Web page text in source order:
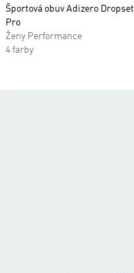
Športová obuv Adizero Dropset
Pro
Ženy Performance
4 farby